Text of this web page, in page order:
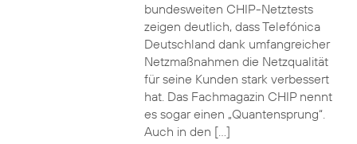
bundesweiten CHIP-Netztests
zeigen deutlich, dass Telefónica
Deutschland dank umfangreicher
Netzmaßnahmen die Netzqualität
für seine Kunden stark verbessert
hat. Das Fachmagazin CHIP nennt
es sogar einen „Quantensprung“.
Auch in den […]